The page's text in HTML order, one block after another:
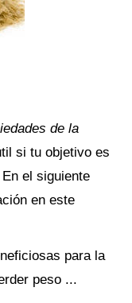
de la
si tu objetivo es
el siguiente
en este
para la
peso ...